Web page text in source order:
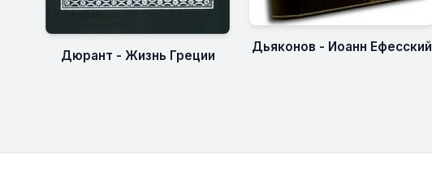
Дюрант - Жизнь Греции
Дьяконов - Иоанн Ефесский